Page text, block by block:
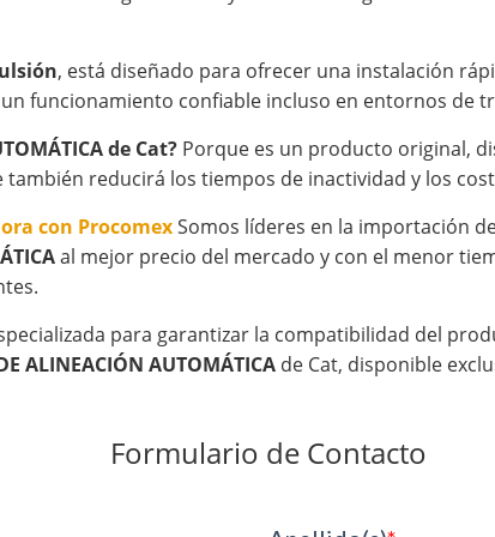
, está diseñado para ofrecer una instalación
funcionamiento confiable incluso en entornos de
de Cat? Porque es un producto original,
reducirá los tiempos de inactividad y los
con ProcomexSomos líderes en la importación
al mejor precio del mercado y con el menor
para garantizar la compatibilidad del
ALINEACIÓN AUTOMÁTICA de Cat, disponible
Formulario de Contacto